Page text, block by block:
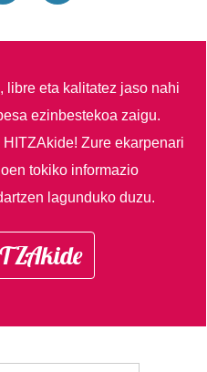
libre eta kalitatez jaso nahi
ezinbestekoa zaigu.
HITZAkide!Zure ekarpenari
tokiko informazio
lagunduko duzu.